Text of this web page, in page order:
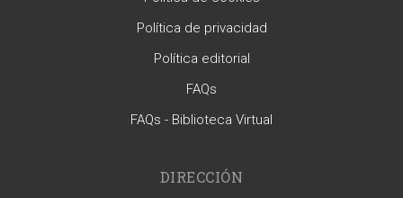
Política de privacidad
Política editorial
FAQs
FAQs - Biblioteca Virtual
DIRECCIÓN